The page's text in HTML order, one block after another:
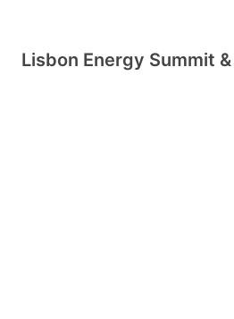
Lisbon Energy Summit